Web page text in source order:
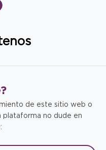
de este sitio web o
plataforma no dude en